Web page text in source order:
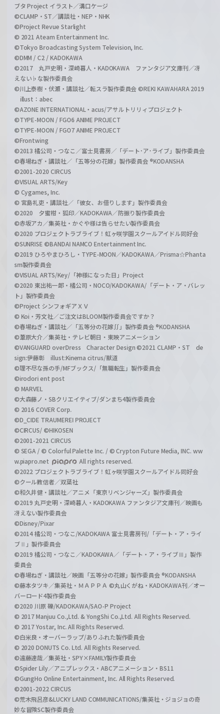
ブタ Project イラスト／溝口ケージ
©CLAMP・ST／講談社・NEP・NHK
©Project Revue Starlight
© 2021 Ateam Entertainment Inc.
©Tokyo Broadcasting System Television, Inc.
©DMM / C2 / KADOKAWA
©2017 丸戸史明・深崎暮人・KADOKAWA ファンタジア文庫刊／冴
えない♭な製作委員会
©川上泰樹・伏瀬・講談社／転スラ製作委員会 ©REKI KAWAHARA 2019
illust：abec
©AZONE INTERNATIONAL・acus/アサルトリリィプロジェクト
©TYPE-MOON / FGO6 ANIME PROJECT
©TYPE-MOON / FGO7 ANIME PROJECT
©Frontwing
©2013 橘公司・つなこ／富士見書房／「デート･ア･ライブ」製作委員会
©春場ねぎ・講談社／「五等分の花嫁」製作委員会 ®KODANSHA
©2001-2020 CIRCUS
©VISUAL ARTS/Key
© Cygames, Inc.
© 宮島礼吏・講談社／「彼女、お借りします」製作委員会
©2020 夕蜜柑・狐印／KADOKAWA／防振り製作委員会
©赤坂アカ／集英社・かぐや様は告らせたい製作委員会
©2020 プロジェクトラブライブ！虹ヶ咲学園スクールアイドル同好会
©SUNRISE ©BANDAI NAMCO Entertainment Inc.
©2019 ひろやまひろし・TYPE-MOON／KADOKAWA／Prisma☆Phanta
sm製作委員会
©VISUAL ARTS/Key/「神様になった日」Project
©2020 東出祐一郎・橘公司・NOCO/KADOKAWA/「デート・ア・バレッ
ト」製作委員会
©Project シンフォギアＸＶ
© Koi・芳文社／ご注文はBLOOM製作委員会ですか？
©春場ねぎ・講談社／「五等分の花嫁∬」製作委員会 ®KODANSHA
©葦原大介／集英社・テレビ朝日・東映アニメーション
©VANGUARD overDress Character Design ©2021 CLAMP・ST de
sign:伊藤彰 illust:Kinema citrus/獣道
©理不尽な孫の手/MFブックス/「無職転生」製作委員会
©irodori ent post
© MARVEL
©大森藤ノ・SBクリエイティブ/ダンまち4製作委員会
© 2016 COVER Corp.
©D_CIDE TRAUMEREI PROJECT
©CIRCUS/ ©HIKOSEN
©2001-2021 CIRCUS
© SEGA / © Colorful Palette Inc. / © Crypton Future Media, INC. ww
w.piapro.net
All rights reserved.
©2022 プロジェクトラブライブ！虹ヶ咲学園スクールアイドル同好会
©クール教信者／双葉社
©和久井健・講談社／アニメ「東京リベンジャーズ」製作委員会
©2019 丸戸史明・深崎暮人・KADOKAWA ファンタジア文庫刊／映画も
冴えない製作委員会
©Disney/Pixar
©2014 橘公司・つなこ/KADOKAWA 富士見書房刊/「デート・ア・ライ
ブⅡ」製作委員会
©2019 橘公司・つなこ／KADOKAWA／「デート・ア・ライブⅢ」製作
委員会
©春場ねぎ・講談社／映画「五等分の花嫁」製作委員会 ®KODANSHA
©藤本タツキ／集英社・ＭＡＰＰＡ ©丸山くがね・KADOKAWA刊／オー
バーロード4製作委員会
©2020 川原 礫/KADOKAWA/SAO-P Project
© 2017 Manjuu Co.,Ltd. & YongShi Co.,Ltd. All Rights Reserved.
© 2017 Yostar, Inc. All Rights Reserved.
©白米良・オーバーラップ/ありふれた製作委員会
© 2020 DONUTS Co. Ltd. All Rights Reserved.
©遠藤達哉／集英社・SPY×FAMILY製作委員会
©Spider Lily／アニプレックス・ABCアニメーション・BS11
©GungHo Online Entertainment, Inc. All Rights Reserved.
©2001-2022 CIRCUS
©荒木飛呂彦&LUCKY LAND COMMUNICATIONS/集英社・ジョジョの奇
妙な冒険SC製作委員会